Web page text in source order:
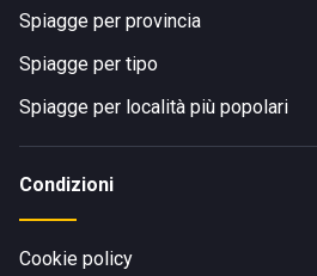
Spiagge per provincia
Spiagge per tipo
Spiagge per località più popolari
Condizioni
Cookie policy